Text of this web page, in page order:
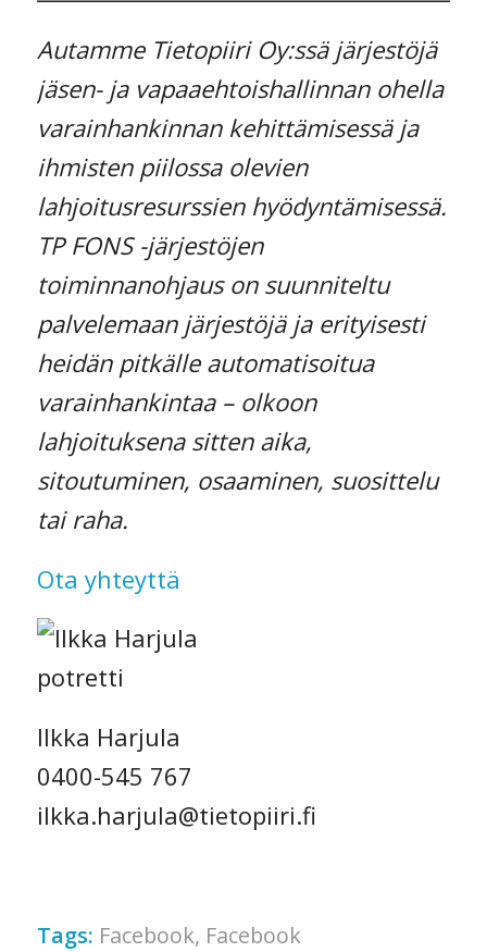
Autamme Tietopiiri Oy:ssä järjestöjä
jäsen- ja vapaaehtoishallinnan ohella
varainhankinnan kehittämisessä ja
ihmisten piilossa olevien
lahjoitusresurssien hyödyntämisessä.
TP FONS -järjestöjen
toiminnanohjaus on suunniteltu
palvelemaan järjestöjä ja erityisesti
heidän pitkälle automatisoitua
varainhankintaa – olkoon
lahjoituksena sitten aika,
sitoutuminen, osaaminen, suosittelu
tai raha.
Ota yhteyttä
Ilkka Harjula
0400-545 767
ilkka.harjula@tietopiiri.fi
Tags: Facebook, Facebook